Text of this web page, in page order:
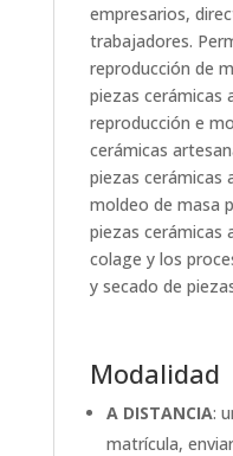
empresarios,
trabajadores.
reproducción de
piezas cerámicas
reproducción e
cerámicas
piezas cerámicas
moldeo de masa
piezas cerámicas
colage y los
y secado de
Modalidad
A DISTANCIA:
matrícula,